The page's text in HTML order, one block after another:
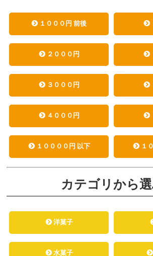
１０００円 前後
２０００円
３０００円
４０００円
１００００円 以下 １
カテゴリから
洋菓子
水菓子